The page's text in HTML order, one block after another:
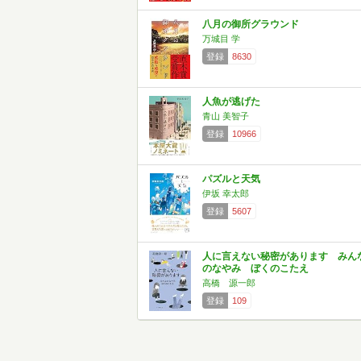
八月の御所グラウンド
万城目 学
登録
8630
人魚が逃げた
青山 美智子
登録
10966
パズルと天気
伊坂 幸太郎
登録
5607
人に言えない秘密があります みん
のなやみ ぼくのこたえ
高橋 源一郎
登録
109